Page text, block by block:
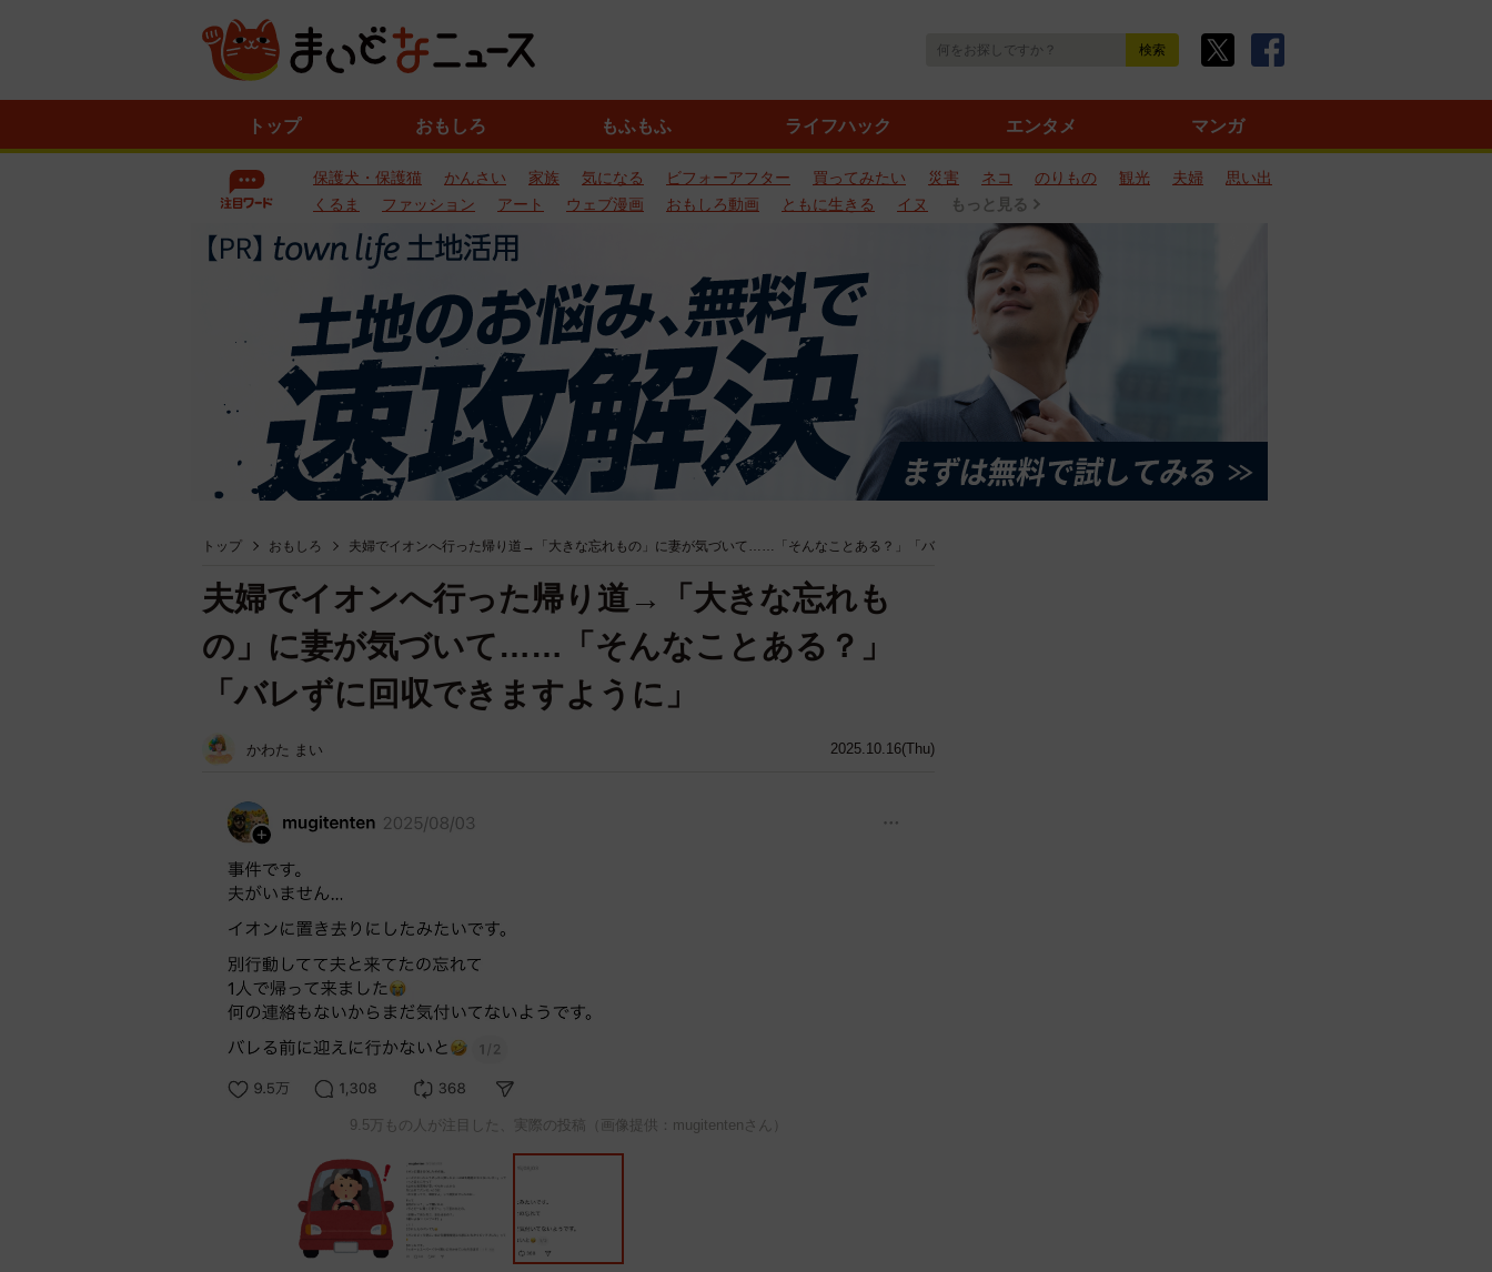
トップ おもしろ もふもふ ライフハック エンタメ マンガ
保護犬・保護猫 かんさい 家族 気になる ビフォーアフター 買ってみたい 災害 ネコ のりもの 観光 夫婦
思い出
くるま
ファッション アート ウェブ漫画 おもしろ動画 ともに生きる イヌ もっと見る
トップ おもしろ 夫婦でイオンへ行った帰り道→「大きな忘れもの」に妻が気づいて……「そんなことある？」「バ
2025.10.16(Thu)
夫婦でイオンへ行った帰り道→「大きな忘れも
の」に妻が気づいて……「そんなことある？」
「バレずに回収できますように」
かわた まい
9.5万もの人が注目した、実際の投稿（画像提供：mugitentenさん）